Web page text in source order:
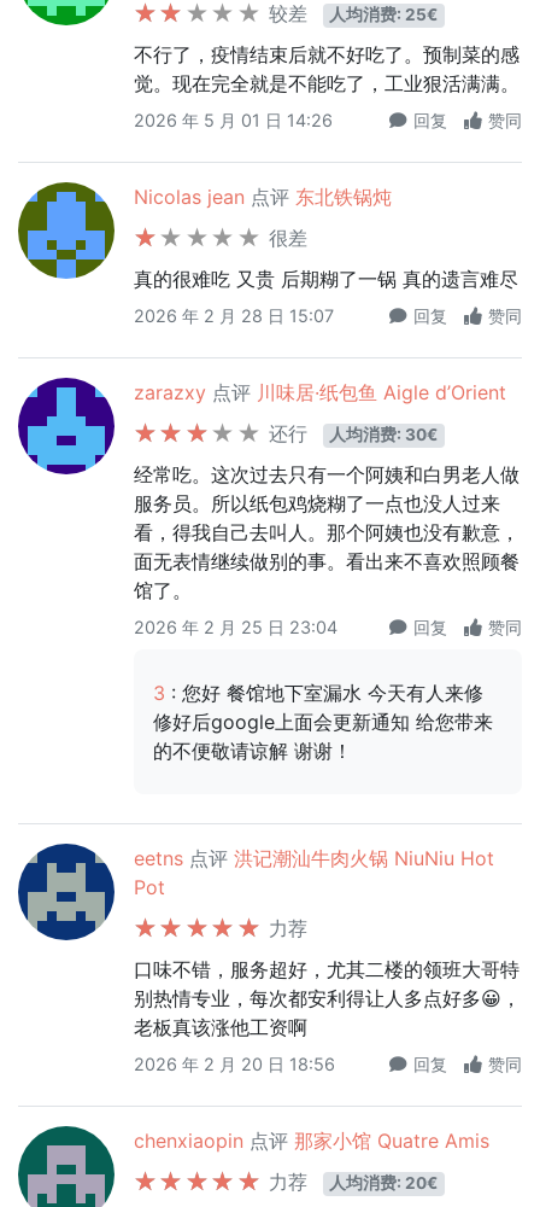
较差
人均消费: 25€
不行了，疫情结束后就不好吃了。预制菜的感
觉。现在完全就是不能吃了，工业狠活满满。
2026 年 5 月 01 日 14:26 回复 赞同
Nicolas jean 点评 东北铁锅炖
很差
真的很难吃 又贵 后期糊了一锅 真的遗言难尽
2026 年 2 月 28 日 15:07 回复 赞同
zarazxy 点评 川味居·纸包鱼 Aigle d’Orient
还行
人均消费: 30€
经常吃。这次过去只有一个阿姨和白男老人做
服务员。所以纸包鸡烧糊了一点也没人过来
看，得我自己去叫人。那个阿姨也没有歉意，
面无表情继续做别的事。看出来不喜欢照顾餐
馆了。
2026 年 2 月 25 日 23:04 回复 赞同
3 : 您好 餐馆地下室漏水 今天有人来修
修好后google上面会更新通知 给您带来
的不便敬请谅解 谢谢！
eetns 点评 洪记潮汕牛肉火锅 NiuNiu Hot
Pot
力荐
口味不错，服务超好，尤其二楼的领班大哥特
别热情专业，每次都安利得让人多点好多😀，
老板真该涨他工资啊
2026 年 2 月 20 日 18:56 回复 赞同
chenxiaopin 点评 那家小馆 Quatre Amis
力荐
人均消费: 20€